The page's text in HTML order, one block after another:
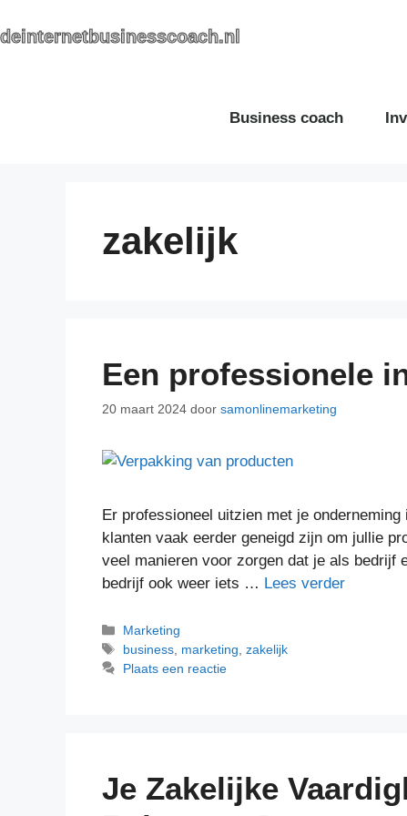
deinternetbusinesscoach.nl
Business coach
zakelijk
Een professionele
20 maart 2024 door samonlinemarketing
Er professioneel uitzien met je
klanten vaak eerder geneigd zijn om jullie
veel manieren voor zorgen dat je als bedrijf
bedrijf ook weer iets … Lees verder
Marketing
business marketing ,zakelijk
Plaats een reactie
Je Zakelijke